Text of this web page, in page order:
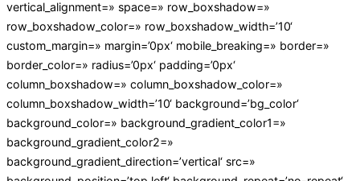
vertical_alignment=» space=» row_boxshadow=»
row_boxshadow_color=» row_boxshadow_width=’10‘
custom_margin=» margin=’0px‘ mobile_breaking=» border=»
border_color=» radius=’0px‘ padding=’0px‘
column_boxshadow=» column_boxshadow_color=»
column_boxshadow_width=’10‘ background=’bg_color‘
background_color=» background_gradient_color1=»
background_gradient_color2=»
background_gradient_direction=’vertical‘ src=»